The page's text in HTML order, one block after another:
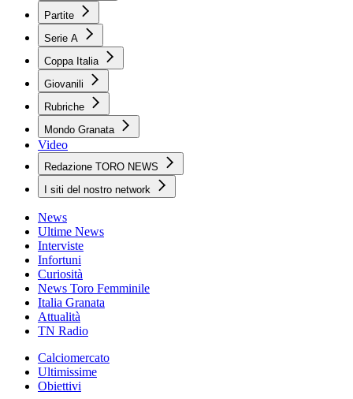
Partite
Serie A
Coppa Italia
Giovanili
Rubriche
Mondo Granata
Video
Redazione TORO NEWS
I siti del nostro network
News
Ultime News
Interviste
Infortuni
Curiosità
News Toro Femminile
Italia Granata
Attualità
TN Radio
Calciomercato
Ultimissime
Obiettivi